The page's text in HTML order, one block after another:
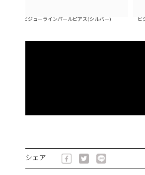
ビジューラインパールピアス(シルバー) ビジューラ
シェア